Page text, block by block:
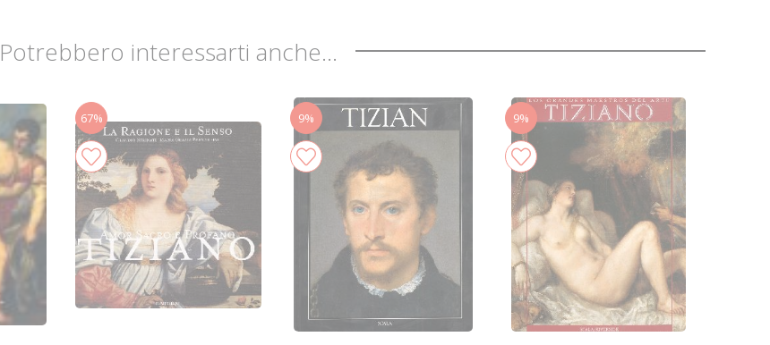
Potrebbero interessarti anche...
67% 9% 9%